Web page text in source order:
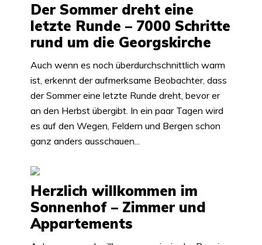
Der Sommer dreht eine
letzte Runde – 7000 Schritte
rund um die Georgskirche
Auch wenn es noch überdurchschnittlich warm
ist, erkennt der aufmerksame Beobachter, dass
der Sommer eine letzte Runde dreht, bevor er
an den Herbst übergibt. In ein paar Tagen wird
es auf den Wegen, Feldern und Bergen schon
ganz anders ausschauen...
Herzlich willkommen im
Sonnenhof – Zimmer und
Appartements